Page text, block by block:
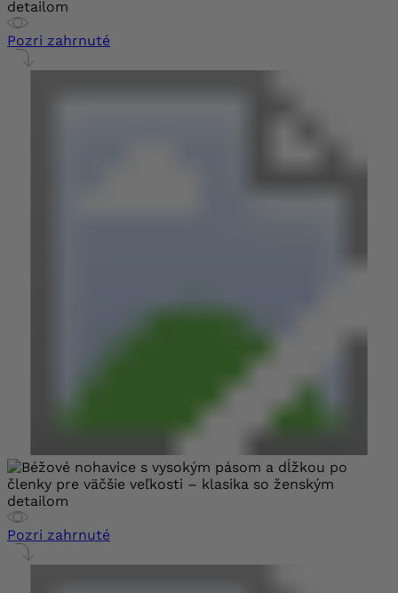
Pozri zahrnuté
Pozri zahrnuté